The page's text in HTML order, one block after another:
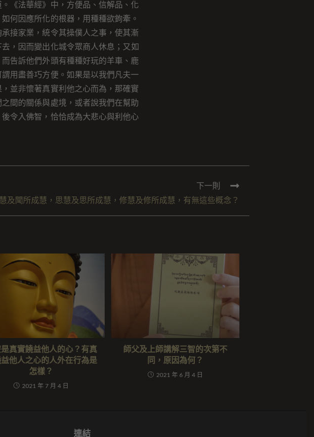
下
鍵
以
提
高
或
降
低
音
《法華經》中，方便品、信解品、化
何因應所化的根器，用種種欲鉤牽。
接家業，統令其操僕人之事，使其漸
，因而變出化城令眾商人休息；又如
告訴他們外頭有種種好玩的羊車、鹿
用盡善巧方便。如果是以我們凡夫一
並非懷著真實利他之心而為，那確實
間的關係與處境，或者說我們在幫助
令入佛智，恰恰成為大悲心與利他心
下一則
及聞所成慧，思慧及思所成慧，修慧及修所成慧，有無這些概念？
真實饒益他人的心？有真
他人之心的人外在行為是
怎樣？
2021 年 7 月 4 日
師父及上師講解三智的次第不
同，原因為何？
2021 年 6 月 4 日
連結